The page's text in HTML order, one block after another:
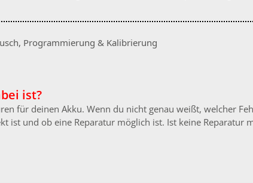
Programmierung & Kalibrierung
ist?
für deinen Akku. Wenn du nicht genau weißt, welcher
ist und ob eine Reparatur möglich ist. Ist keine Reparatur